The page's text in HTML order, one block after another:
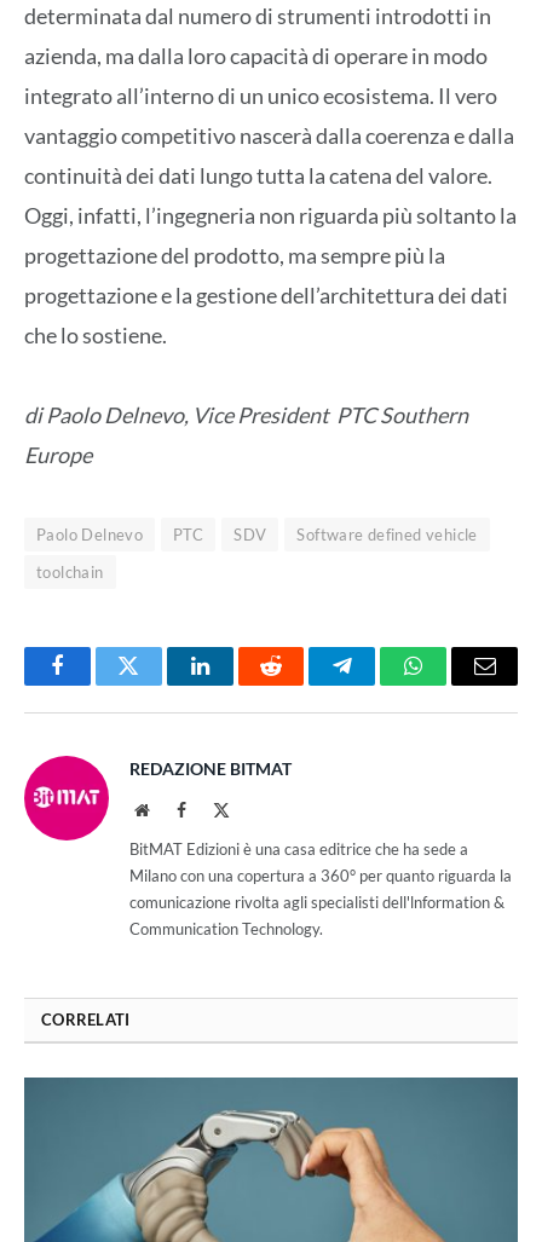
determinata dal numero di strumenti introdotti in
azienda, ma dalla loro capacità di operare in modo
integrato all’interno di un unico ecosistema. Il vero
vantaggio competitivo nascerà dalla coerenza e dalla
continuità dei dati lungo tutta la catena del valore.
Oggi, infatti, l’ingegneria non riguarda più soltanto la
progettazione del prodotto, ma sempre più la
progettazione e la gestione dell’architettura dei dati
che lo sostiene.
di Paolo Delnevo, Vice President PTC Southern
Europe
Paolo Delnevo PTC SDV
Software defined vehicle
toolchain
FacebookTwitter LinkedInReddit TelegramWhatsAppEmail
REDAZIONE BITMAT
WebsiteFacebook
BitMAT Edizioni è una casa editrice che ha sede a
Milano con una copertura a 360° per quanto riguarda la
comunicazione rivolta agli specialisti dell'lnformation &
Communication Technology.
CORRELATI